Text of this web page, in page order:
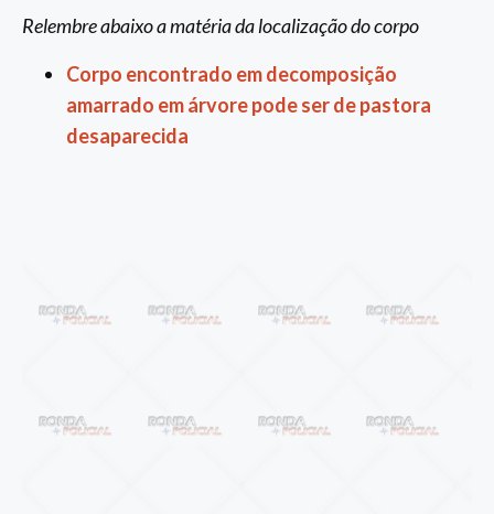
Relembre abaixo a matéria da localização do corpo
Corpo encontrado em decomposição
amarrado em árvore pode ser de pastora
desaparecida